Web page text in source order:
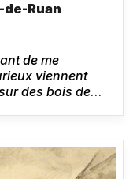
Ruan
de me
viennent
des bois deux
[1]
, Saché,